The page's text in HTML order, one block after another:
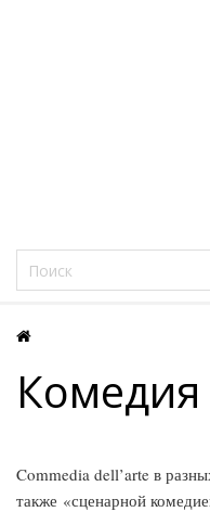
Commedia dell’arte в
также «сценарной